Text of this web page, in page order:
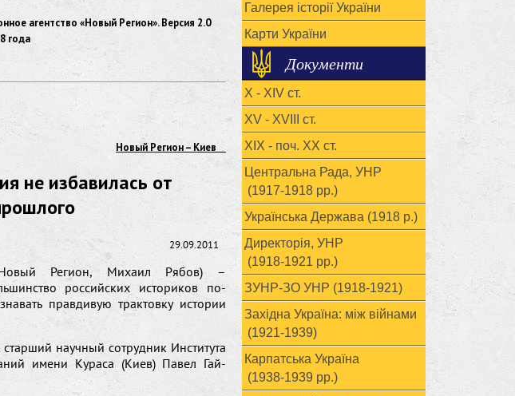
агентство «Новый Регион». Версия 2.0
года
Новый Регион – Киев
не избавилась от
29.09.2011
Регион, Михаил Рябов) –
российских историков по-
правдивую трактовку истории
научный сотрудник Института
имени Кураса (Киев) Павел Гай-
Галерея історії України
Карти України
Документи
X - XIV ст.
XV - XVIII ст.
ХІХ - поч. ХХ ст.
Центральна Рада, УНР
(1917-1918 рр.)
Українська Держава (1918 р.)
Директорія, УНР
(1918-1921 рр.)
ЗУНР-ЗО УНР (1918-1921)
Західна Україна: між війнами
(1921-1939)
Карпатська Україна
(1938-1939 рр.)